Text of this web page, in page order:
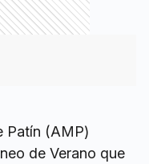
Patín (AMP)
de Verano que